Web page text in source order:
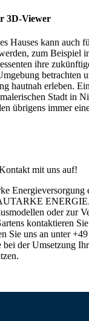
3D-Viewer
Hauses kann auch
zum Beispiel
ihre
betrachten
hautnah erleben.
Stadt in
übrigens immer
mit uns auf!
Energieversorgung
oder zur
kontaktieren
Sie uns an unter
der Umsetzung